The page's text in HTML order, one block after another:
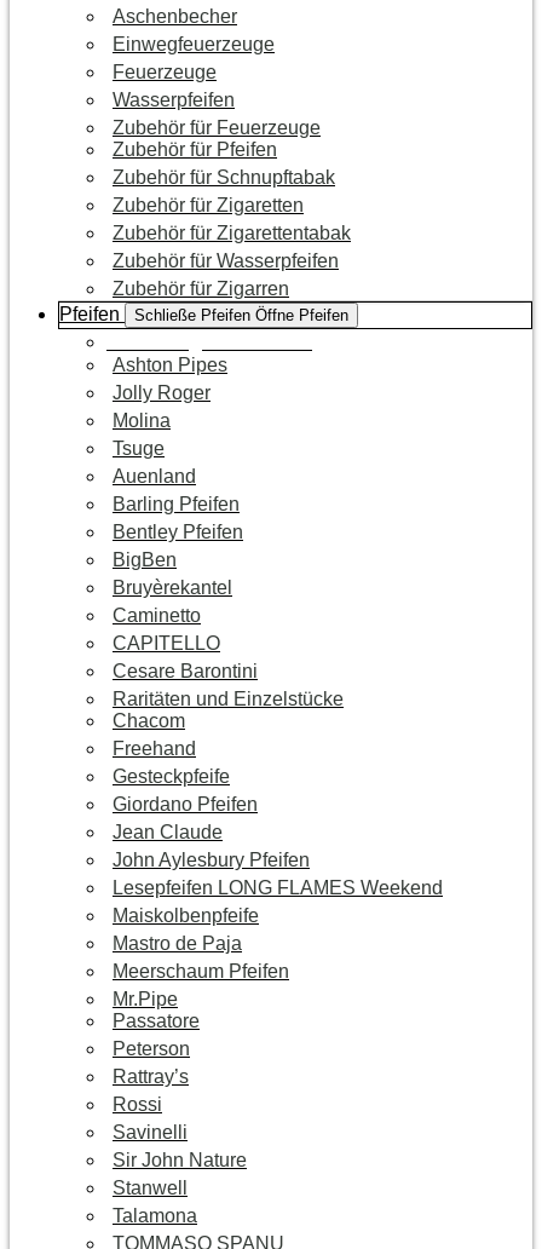
Aschenbecher
Einwegfeuerzeuge
Feuerzeuge
Wasserpfeifen
Zubehör für Feuerzeuge
Zubehör für Pfeifen
Zubehör für Schnupftabak
Zubehör für Zigaretten
Zubehör für Zigarettentabak
Zubehör für Wasserpfeifen
Zubehör für Zigarren
Pfeifen
Schließe Pfeifen Öffne Pfeifen
Ashton Pipes
Jolly Roger
Molina
Tsuge
Auenland
Barling Pfeifen
Bentley Pfeifen
BigBen
Bruyèrekantel
Caminetto
CAPITELLO
Cesare Barontini
Raritäten und Einzelstücke
Chacom
Freehand
Gesteckpfeife
Giordano Pfeifen
Jean Claude
John Aylesbury Pfeifen
Lesepfeifen LONG FLAMES Weekend
Maiskolbenpfeife
Mastro de Paja
Meerschaum Pfeifen
Mr.Pipe
Passatore
Peterson
Rattray’s
Rossi
Savinelli
Sir John Nature
Stanwell
Talamona
TOMMASO SPANU